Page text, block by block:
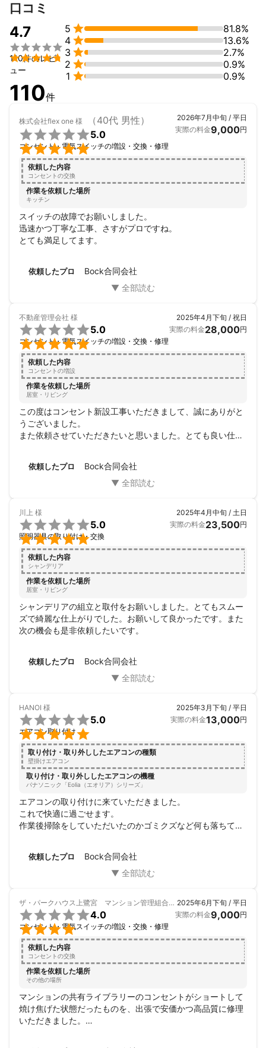
口コミ
4.7


110件のレビ
ュー
5 
81.8%
4 
13.6%
3 
2.7%
2 
0.9%
1  0.9%
110件
株式会社flex one 様 （40代 男性）


5.0
コンセント・電気スイッチの増設・交換・修理
2026年7月中旬 / 平日
実際の料金9,000円
依頼した内容
コンセントの交換
作業を依頼した場所
キッチン
スイッチの故障でお願いしました。
迅速かつ丁寧な工事、さすがプロですね。
とても満足してます。
依頼したプロ Bock合同会社
不動産管理会社 様


5.0
コンセント・電気スイッチの増設・交換・修理
2025年4月下旬 / 祝日
実際の料金28,000円
依頼した内容
コンセントの増設
作業を依頼した場所
居室・リビング
この度はコンセント新設工事いただきまして、誠にありがと
うございました。
また依頼させていただきたいと思いました。とても良い仕上
依頼したプロ Bock合同会社
川上 様


5.0
照明器具の取り付け・交換
2025年4月中旬 / 土日
実際の料金23,500円
依頼した内容
シャンデリア
作業を依頼した場所
居室・リビング
シャンデリアの組立と取付をお願いしました。とてもスムー
ズで綺麗な仕上がりでした。お願いして良かったです。また
次の機会も是非依頼したいです。
依頼したプロ Bock合同会社
HANOI 様


5.0
エアコン取り付け
2025年3月下旬 / 平日
実際の料金13,000円
取り付け・取り外ししたエアコンの種類
壁掛けエアコン
取り付け・取り外ししたエアコンの機種
パナソニック「Eolia（エオリア）シリーズ」
エアコンの取り付けに来ていただきました。
これで快適に過ごせます。
作業後掃除をしていただいたのかゴミクズなど何も落ちてい
依頼したプロ Bock合同会社
ザ・パークハウス上鷺宮 マンション管理組合
様


4.0
コンセント・電気スイッチの増設・交換・修理
2025年6月下旬 / 平日
実際の料金9,000円
依頼した内容
コンセントの交換
作業を依頼した場所
その他の場所
マンションの共有ライブラリーのコンセントがショートして
焼け焦げた状態だったものを、出張で安価かつ高品質に修理
いただきました。